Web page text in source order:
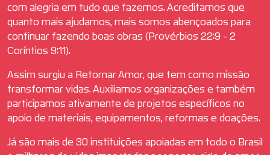
com alegria em tudo que fazemos. Acreditamos que
quanto mais ajudamos, mais somos abençoados para
continuar fazendo boas obras (Provérbios 22:9 - 2
Coríntios 9:11).
Assim surgiu a Retornar Amor, que tem como missão
transformar vidas. Auxiliamos organizações e também
participamos ativamente de projetos específicos no
apoio de materiais, equipamentos, reformas e doações.
Já são mais de 30 instituições apoiadas em todo o Brasil